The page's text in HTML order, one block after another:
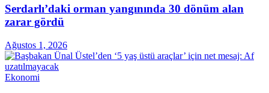
Serdarlı’daki orman yangınında 30 dönüm alan
zarar gördü
Ağustos 1, 2026
Ekonomi